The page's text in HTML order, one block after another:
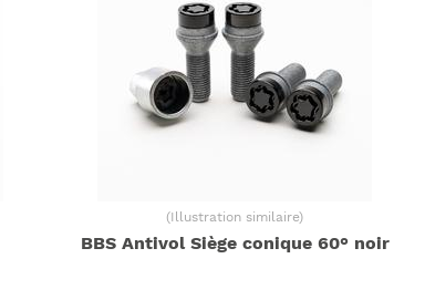
(Illustration similaire)
BBS Antivol Siège conique 60° noir